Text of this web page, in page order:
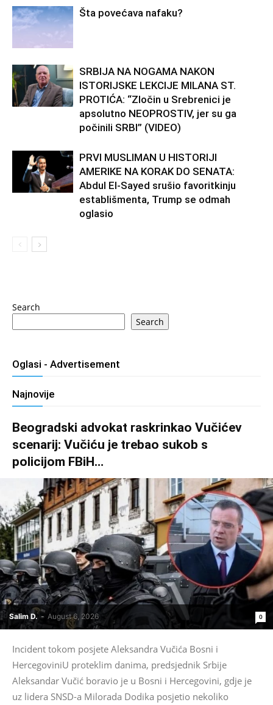
Šta povećava nafaku?
SRBIJA NA NOGAMA NAKON
ISTORIJSKE LEKCIJE MILANA ST.
PROTIĆA: “Zločin u Srebrenici je
apsolutno NEOPROSTIV, jer su ga
počinili SRBI” (VIDEO)
PRVI MUSLIMAN U HISTORIJI
AMERIKE NA KORAK DO SENATA:
Abdul El-Sayed srušio favoritkinju
establišmenta, Trump se odmah
oglasio
Search
Search
Oglasi - Advertisement
Najnovije
Beogradski advokat raskrinkao Vučićev
scenarij: Vučiću je trebao sukob s
policijom FBiH…
Salim D. - August 6, 2026 0
Incident tokom posjete Aleksandra Vučića Bosni i
HercegoviniU proteklim danima, predsjednik Srbije
Aleksandar Vučić boravio je u Bosni i Hercegovini, gdje je
uz lidera SNSD-a Milorada Dodika posjetio nekoliko